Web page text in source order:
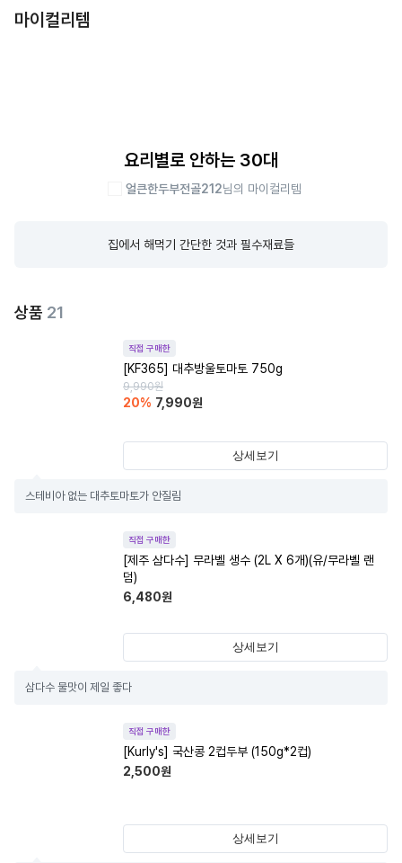
마이컬리템
요리별로 안하는 30대
얼큰한두부전골212님의 마이컬리템
집에서 해먹기 간단한 것과 필수재료들
상품 21
직접 구매한
[KF365] 대추방울토마토 750g
9,990원
20% 7,990원
상세보기
스테비아 없는 대추토마토가 안질림
직접 구매한
[제주 삼다수] 무라벨 생수 (2L X 6개)(유/무라벨 랜
덤)
6,480원
상세보기
삼다수 물맛이 제일 좋다
직접 구매한
[Kurly's] 국산콩 2컵두부 (150g*2컵)
2,500원
상세보기